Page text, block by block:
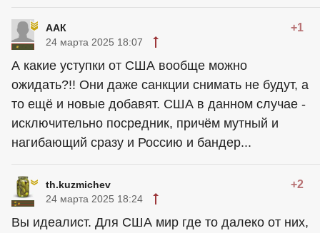
ААК +1
24 марта 2025 18:07
А какие уступки от США вообще можно
ожидать?!! Они даже санкции снимать не будут, а
то ещё и новые добавят. США в данном случае -
исключительно посредник, причём мутный и
нагибающий сразу и Россию и бандер...
th.kuzmichev +2
24 марта 2025 18:24
Вы идеалист. Для США мир где то далеко от них,